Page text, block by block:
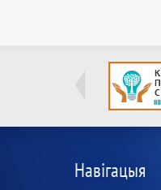
Навігацыя